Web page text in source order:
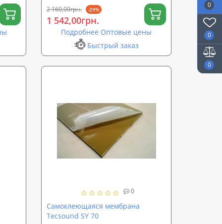
0
0
0
2 160,00грн. -29%
1 542,00грн.
Подробнее Оптовые цены
Быстрый заказ
0
Самоклеющаяся мембрана
Tecsound SY 70